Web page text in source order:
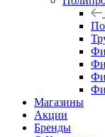
Магазины
Акции
Бренды